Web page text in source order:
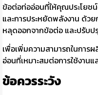
ข้อต่อท่ออ่อนที่ให้คุณประโยช
และการประหยัดพลังงาน ด้ว
หลุดออกจากข้อต่อ และปรับ
เพื่อเพิ่มความสามารถในการ
อ่อนที่เหมาะสมต่อการใช้งาน
ข้อควรระวัง